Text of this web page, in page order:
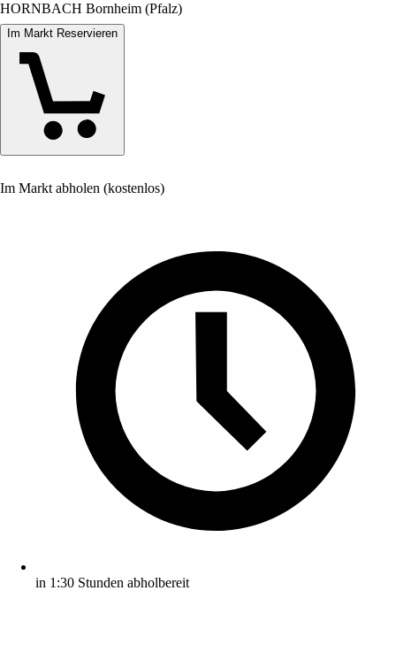
HORNBACH Bornheim (Pfalz)
Im Markt Reservieren
Im Markt abholen (kostenlos)
in 1:30 Stunden abholbereit